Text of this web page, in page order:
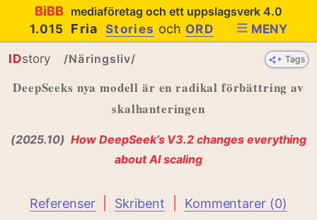
BiBB mediaföretag och ett uppslagsverk 4.0
1.015
FriaStories och ORD MENY
+ Tags
IDstory /Näringsliv/
DeepSeeks nya modell är en radikal förbättring av
skalhanteringen
(2025.10) How DeepSeek’s V3.2 changes everything
about AI scaling
Referenser Skribent Kommentarer (0)
+ Tags